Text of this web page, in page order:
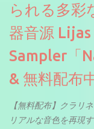
られる多彩
器音源
Sampler「
& 無料配布
【無料配布】クラリ
リアルな音色を再現